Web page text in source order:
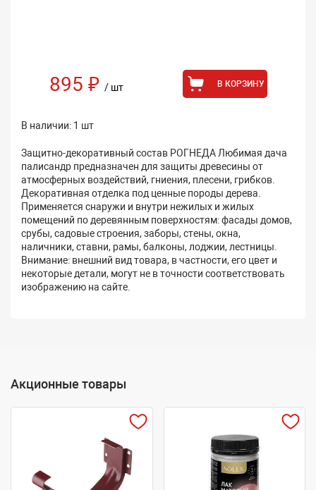
895 ₽ / шт В КОРЗИНУ
В наличии: 1 шт
Защитно-декоративный состав РОГНЕДА Любимая дача
палисандр предназначен для защиты древесины от
атмосферных воздействий, гниения, плесени, грибков.
Декоративная отделка под ценные породы дерева.
Применяется снаружи и внутри нежилых и жилых
помещений по деревянным поверхностям: фасады домов,
срубы, садовые строения, заборы, стены, окна,
наличники, ставни, рамы, балконы, лоджии, лестницы.
Внимание: внешний вид товара, в частности, его цвет и
некоторые детали, могут не в точности соответствовать
изображению на сайте.
Акционные товары